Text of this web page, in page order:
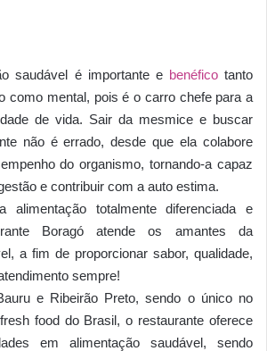
saudável é importante e benéficotanto
como mental, pois é o carro chefe para a
de vida. Sair da mesmice e buscar
não é errado, desde que ela colabore
do organismo, tornando-a capaz
e contribuir com a auto estima.
alimentação totalmente diferenciada e
Boragó atende os amantes da
a fim de proporcionar sabor, qualidade,
sempre!
e Ribeirão Preto, sendo o único no
food do Brasil, o restaurante oferece
em alimentação saudável, sendo